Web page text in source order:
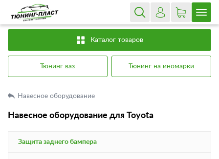
Каталог товаров
Тюнинг ваз Тюнинг на иномарки
Навесное оборудование
Навесное оборудование для Toyota
Защита заднего бампера